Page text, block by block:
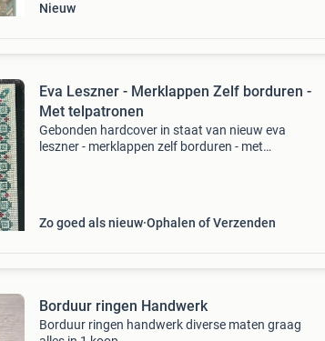
Nieuw
Eva Leszner - Merklappen Zelf borduren -
Met telpatronen
Gebonden hardcover in staat van nieuw eva
leszner - merklappen zelf borduren - met
Zo goed als nieuw Ophalen of Verzenden
Borduur ringen Handwerk
Borduur ringen handwerk diverse maten graag